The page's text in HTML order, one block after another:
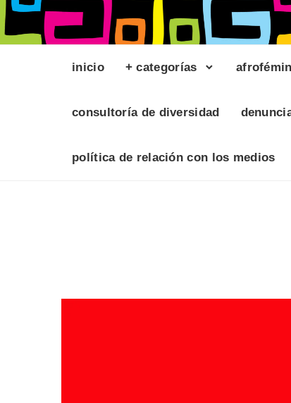
inicio + categorías
consultoría de diversidad
política de relación con los medios